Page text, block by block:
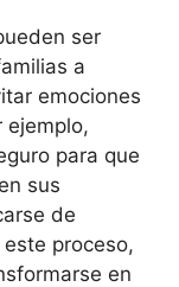
ser
a
emociones
ejemplo,
para que
sus
de
proceso,
en